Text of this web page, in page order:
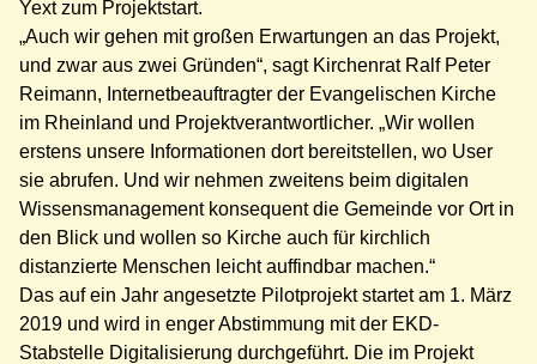
Yext zum Projektstart.
„Auch wir gehen mit großen Erwartungen an das Projekt,
und zwar aus zwei Gründen“, sagt Kirchenrat Ralf Peter
Reimann, Internetbeauftragter der Evangelischen Kirche
im Rheinland und Projektverantwortlicher. „Wir wollen
erstens unsere Informationen dort bereitstellen, wo User
sie abrufen. Und wir nehmen zweitens beim digitalen
Wissensmanagement konsequent die Gemeinde vor Ort in
den Blick und wollen so Kirche auch für kirchlich
distanzierte Menschen leicht auffindbar machen.“
Das auf ein Jahr angesetzte Pilotprojekt startet am 1. März
2019 und wird in enger Abstimmung mit der EKD-
Stabstelle Digitalisierung durchgeführt. Die im Projekt